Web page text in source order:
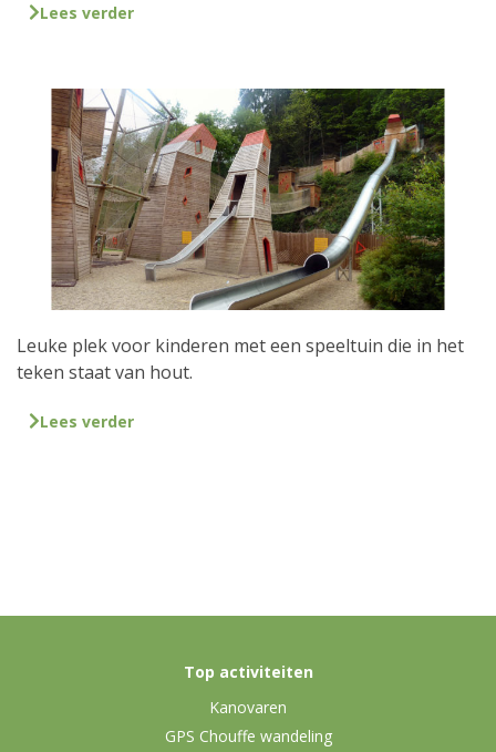
Lees verder
Leuke plek voor kinderen met een speeltuin die in het
teken staat van hout.
Lees verder
Top activiteiten
Kanovaren
GPS Chouffe wandeling